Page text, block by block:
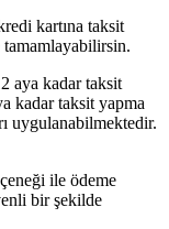
kartına taksit
tamamlayabilirsin.
aya kadar taksit
kadar taksit yapma
uygulanabilmektedir.
ile ödeme
bir şekilde